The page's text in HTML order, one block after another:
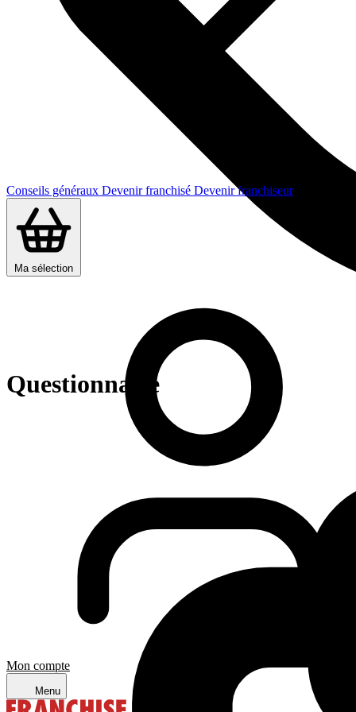
Conseils généraux Devenir franchisé Devenir franchiseur
Ma sélection
Mon compte
Menu
Questionnaire